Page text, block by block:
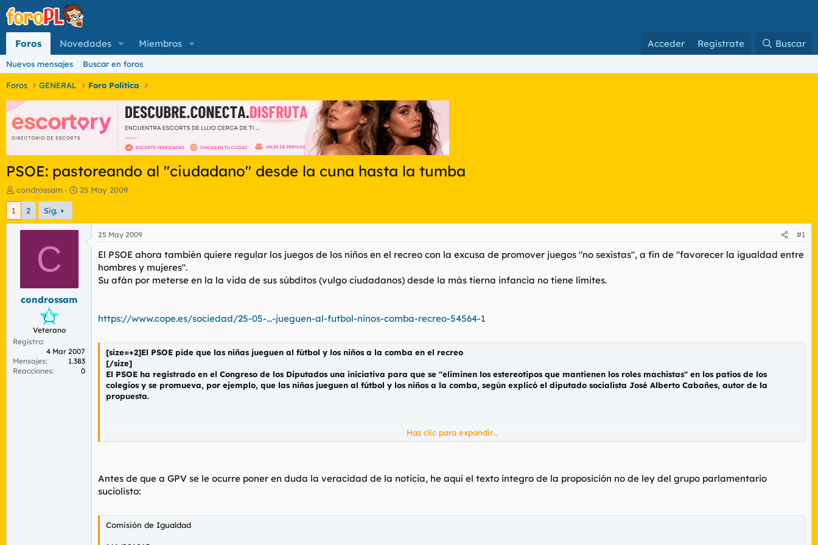
Foros Novedades Miembros Acceder Regístrate Buscar
Nuevos mensajes Buscar en foros
Foros GENERAL Foro Política
PSOE: pastoreando al "ciudadano" desde la cuna hasta la tumba
I
n
c
d
m
condrossam
F
h
25 May 2009
1 2 Sig.
C
condrossam
Veterano
Registro
4 Mar 2007
Mensajes
1.383
Reacciones
0
25 May 2009 #1
El PSOE ahora también quiere regular los juegos de los niños en el recreo con la excusa de promover juegos "no sexistas", a fin de "favorecer la igualdad entre
hombres y mujeres".
Su afán por meterse en la la vida de sus súbditos (vulgo ciudadanos) desde la más tierna infancia no tiene límites.
https://www.cope.es/sociedad/25-05-...-jueguen-al-futbol-ninos-comba-recreo-54564-1
[size=+2]El PSOE pide que las niñas jueguen al fútbol y los niños a la comba en el recreo
[/size]
El PSOE ha registrado en el Congreso de los Diputados una iniciativa para que se "eliminen los estereotipos que mantienen los roles machistas" en los patios de los
colegios y se promueva, por ejemplo, que las niñas jueguen al fútbol y los niños a la comba, según explicó el diputado socialista José Alberto Cabañes, autor de la
propuesta.
Redacción Sociedad - 25-05-09
Ingeniería social. Y si niños y niñas no aceptan, ¿qué hará el Gobierno? ¿Obligarles?
Pretenden desterrar roles machistas.
Para acabar con estas desigualdades durante el recreo y durante "cualquier otra actividad lúdica", el representante del PSOE ha presentado una proposición no de ley en la
Cámara baja, que será votada en la Comisión de Igualdad, en la que pide al Gobierno que elabore una guía para que los profesores de Educación Primaria puedan implantar
Haz clic para expandir...
Antes de que a GPV se le ocurre poner en duda la veracidad de la noticia, he aquí el texto integro de la proposición no de ley del grupo parlamentario
suciolisto:
Comisión de Igualdad